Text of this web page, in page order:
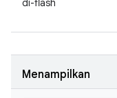
di-flash
Menampilkan